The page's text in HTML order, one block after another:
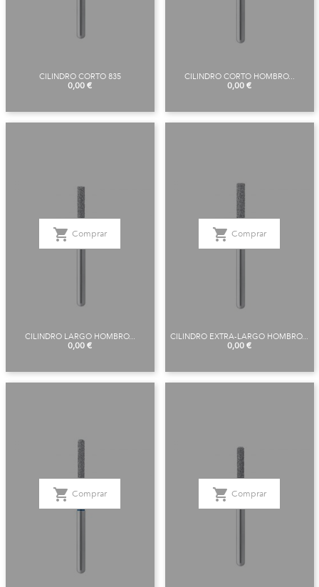
CILINDRO CORTO 835
Precio
0,00 €
CILINDRO CORTO HOMBRO...
Precio
0,00 €
CILINDRO LARGO HOMBRO...
Precio
0,00 €
shopping_cart Comprar
CILINDRO EXTRA-LARGO HOMBRO...
Precio
0,00 €
shopping_cart Comprar
shopping_cart Comprar shopping_cart Comprar